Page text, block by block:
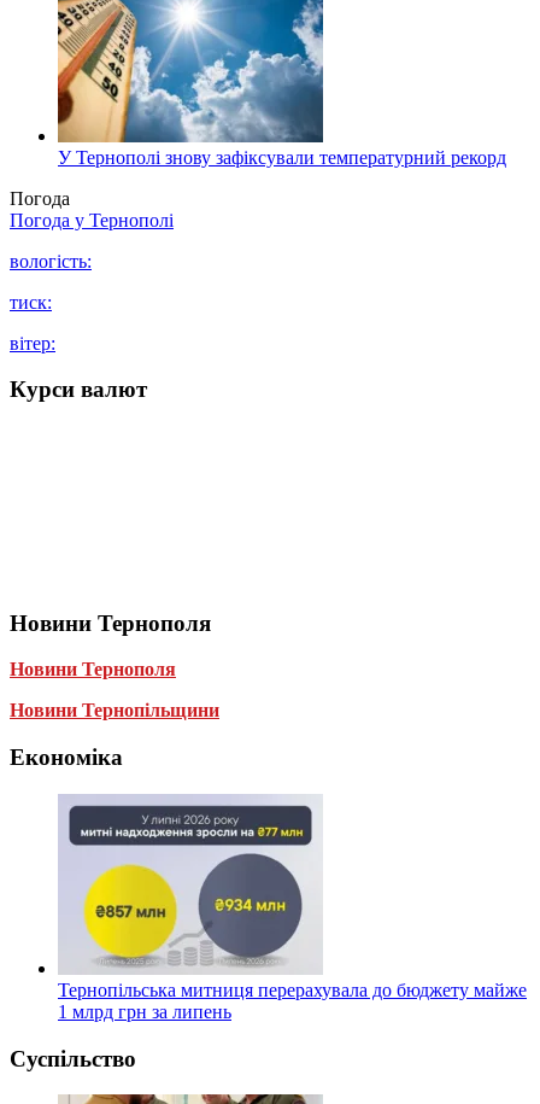
У Тернополі знову зафіксували температурний рекорд
Погода
Погода у Тернополі
вологість:
тиск:
вітер:
Курси валют
Новини Тернополя
Новини Тернополя
Новини Тернопільщини
Економіка
Тернопільська митниця перерахувала до бюджету майже
1 млрд грн за липень
Суспільство